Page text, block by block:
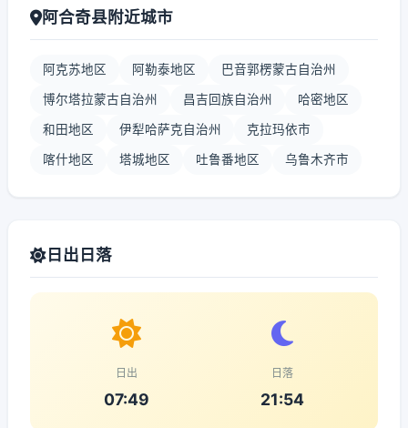
阿合奇县附近城市
阿克苏地区 阿勒泰地区 巴音郭楞蒙古自治州
博尔塔拉蒙古自治州 昌吉回族自治州 哈密地区
和田地区 伊犁哈萨克自治州 克拉玛依市
喀什地区 塔城地区 吐鲁番地区 乌鲁木齐市
日出日落
日出
07:49
日落
21:54